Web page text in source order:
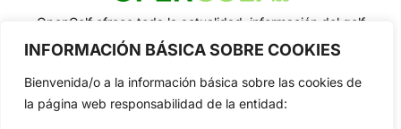
INFORMACIÓN BÁSICA SOBRE COOKIES
Bienvenida/o a la información básica sobre las cookies de
la página web responsabilidad de la entidad:
OpenGolf ofrece toda la actualidad, información del golf
profesional y amateur, resultados en directo, vídeos, noticias,
Jon Rahm, LIV Golf, PGA Tour, Ryder Cup, DP World Tour, LPGA
Categorias